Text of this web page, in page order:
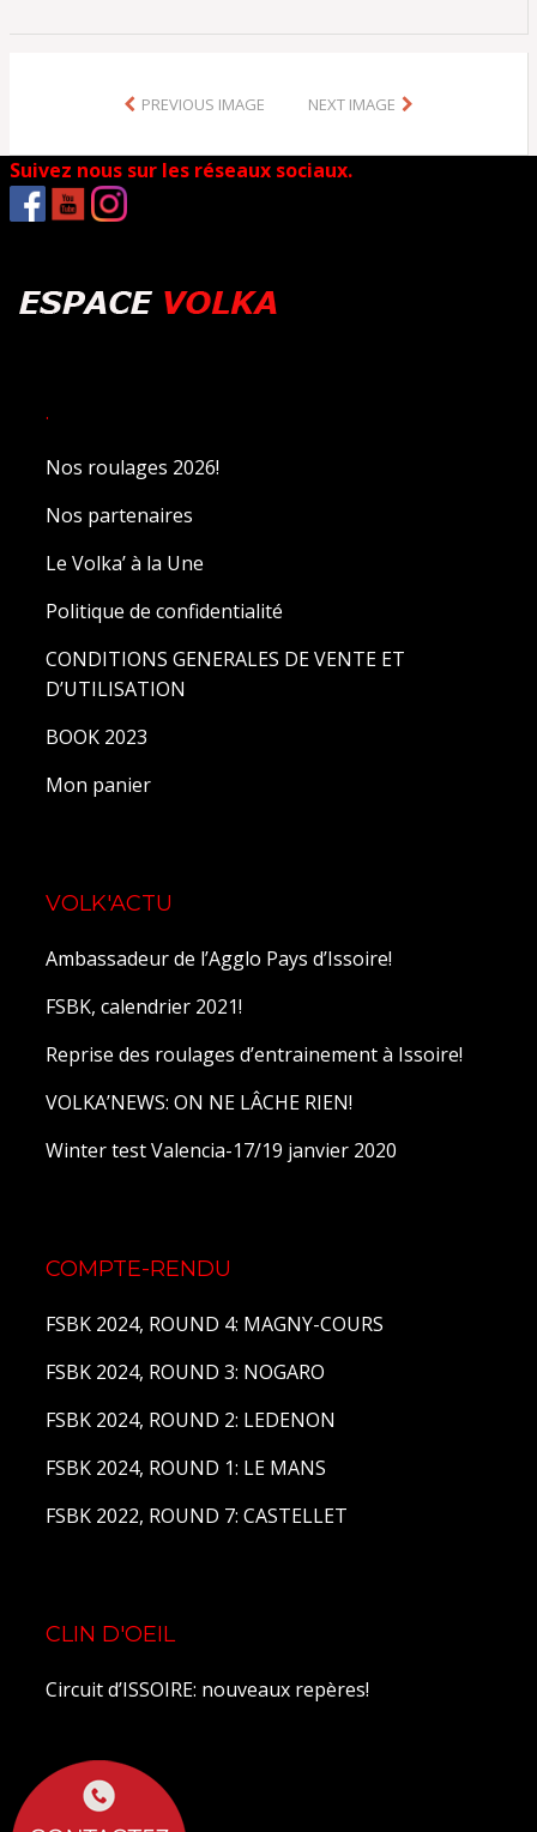
PREVIOUS IMAGE NEXT IMAGE
Suivez nous sur les réseaux sociaux.
.
Nos roulages 2026!
Nos partenaires
Le Volka’ à la Une
Politique de confidentialité
CONDITIONS GENERALES DE VENTE ET
D’UTILISATION
BOOK 2023
Mon panier
VOLK'ACTU
Ambassadeur de l’Agglo Pays d’Issoire!
FSBK, calendrier 2021!
Reprise des roulages d’entrainement à Issoire!
VOLKA’NEWS: ON NE LÂCHE RIEN!
Winter test Valencia-17/19 janvier 2020
COMPTE-RENDU
FSBK 2024, ROUND 4: MAGNY-COURS
FSBK 2024, ROUND 3: NOGARO
FSBK 2024, ROUND 2: LEDENON
FSBK 2024, ROUND 1: LE MANS
FSBK 2022, ROUND 7: CASTELLET
CLIN D'OEIL
Circuit d’ISSOIRE: nouveaux repères!